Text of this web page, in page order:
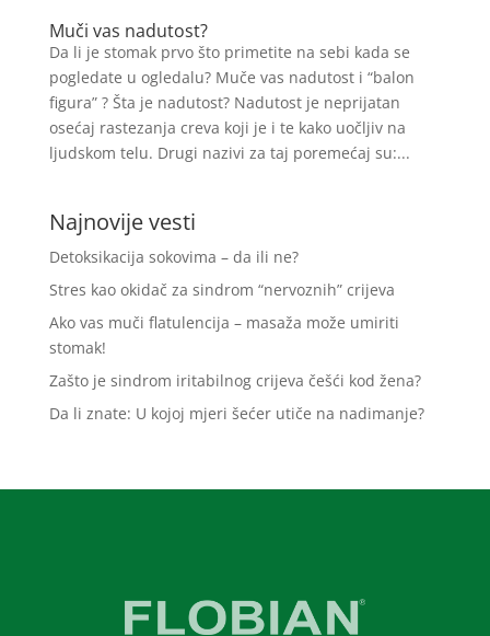
Muči vas nadutost?
Da li je stomak prvo što primetite na sebi kada se
pogledate u ogledalu? Muče vas nadutost i “balon
figura” ? Šta je nadutost? Nadutost je neprijatan
osećaj rastezanja creva koji je i te kako uočljiv na
ljudskom telu. Drugi nazivi za taj poremećaj su:...
Najnovije vesti
Detoksikacija sokovima – da ili ne?
Stres kao okidač za sindrom “nervoznih” crijeva
Ako vas muči flatulencija – masaža može umiriti
stomak!
Zašto je sindrom iritabilnog crijeva češći kod žena?
Da li znate: U kojoj mjeri šećer utiče na nadimanje?